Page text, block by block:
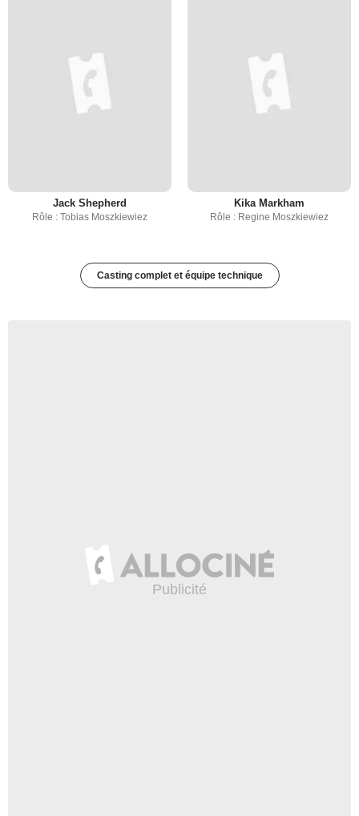
Jack Shepherd
Rôle : Tobias Moszkiewiez
Kika Markham
Rôle : Regine Moszkiewiez
Casting complet et équipe technique